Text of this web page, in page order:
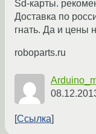
Sd-карты.
Доставка по
гнать. Да и цены
roboparts.ru
Ссылка